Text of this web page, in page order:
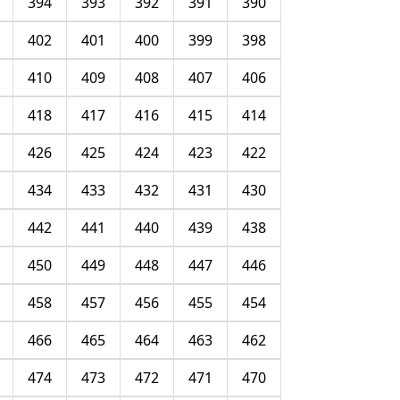
398
399
400
401
402
406
407
408
409
410
414
415
416
417
418
422
423
424
425
426
430
431
432
433
434
438
439
440
441
442
446
447
448
449
450
454
455
456
457
458
462
463
464
465
466
470
471
472
473
474